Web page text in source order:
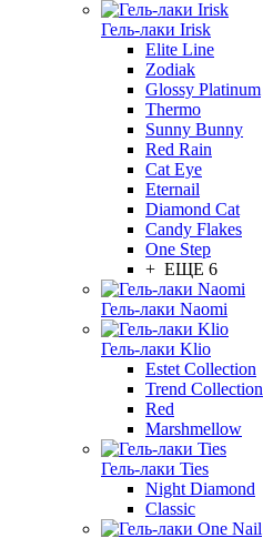
Гель-лаки Irisk
Elite Line
Zodiak
Glossy Platinum
Thermo
Sunny Bunny
Red Rain
Cat Eye
Eternail
Diamond Cat
Candy Flakes
One Step
+ ЕЩЕ 6
Гель-лаки Naomi
Гель-лаки Klio
Estet Collection
Trend Collection
Red
Marshmellow
Гель-лаки Ties
Night Diamond
Classic